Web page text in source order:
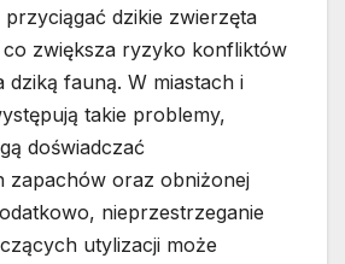
dzikie zwierzęta
zwiększa ryzyko konfliktów
dziką fauną. W miastach i
takie problemy,
doświadczać
zapachów oraz obniżonej
nieprzestrzeganie
utylizacji może